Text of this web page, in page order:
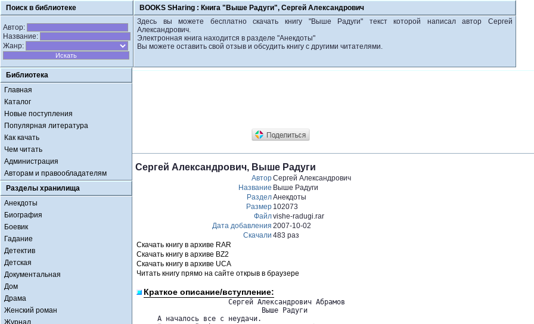
Поиск в библиотеке BOOKS SHaring : Книга "Выше Радуги", Сергей Александрович
Автор:
Название:
Жанр:
Здесь вы можете бесплатно скачать книгу "Выше Радуги" текст которой написал автор Сергей
Александрович.
Электронная книга находится в разделе "Анекдоты"
Вы можете оставить свой отзыв и обсудить книгу с другими читателями.
Библиотека
Главная
Каталог
Новые поступления
Популярная литература
Как качать
Чем читать
Администрация
Авторам и правообладателям
Разделы хранилища
Анекдоты
Биография
Боевик
Гадание
Детектив
Детская
Документальная
Дом
Драма
Женский роман
Журнал
Сергей Александрович, Выше Радуги
АвторСергей Александрович
Название Выше Радуги
РазделАнекдоты
Размер 102073
Файлvishe-radugi.rar
Дата добавления 2007-10-02
Скачали 483 раз
Скачать книгу в архиве RAR
Скачать книгу в архиве BZ2
Скачать книгу в архиве UCA
Читать книгу прямо на сайте открыв в браузере
Краткое описание/вступление:
                      Сергей Александрович Абрамов
                              Выше Радуги
     А началось все с неудачи.